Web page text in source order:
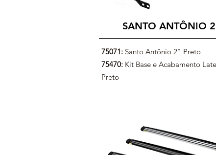
SANTO ANTÔNIO
75071: Santo Antônio 2" Preto
75470: Kit Base e Acabamento
Preto